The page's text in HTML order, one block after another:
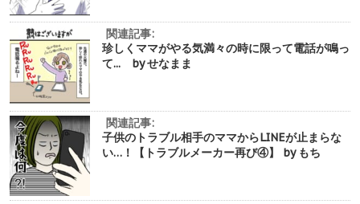
関連記事:
珍しくママがやる気満々の時に限って電話が鳴っ
て... by せなまま
関連記事:
子供のトラブル相手のママからLINEが止まらな
い…！【トラブルメーカー再び④】 by もち